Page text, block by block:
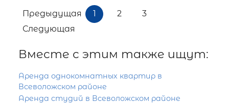
Предыдущая 1 2
3
Следующая
Вместе с этим также ищут:
Аренда однокомнатных квартир в
Всеволожском районе
Аренда студий в Всеволожском районе